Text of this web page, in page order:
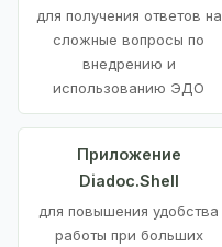
для получения ответов на
сложные вопросы по
внедрению и
использованию ЭДО
Приложение
Diadoc.Shell
для повышения удобства
работы при больших